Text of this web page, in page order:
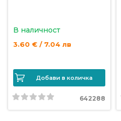
В наличност
3.60 € / 7.04 лв
Добави в количка
642288